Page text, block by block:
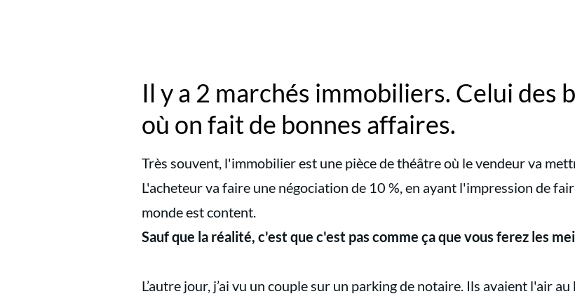
Il y a 2 marchés immobiliers. Celui des
où on fait de bonnes affaires.
Très souvent, l'immobilier est une pièce de théâtre où le vendeur va
L'acheteur va faire une négociation de 10 %, en ayant l'impression de
monde est content.
Sauf que la réalité, c'est que c'est pas comme ça que vous ferez les
L’autre jour, j’ai vu un couple sur un parking de notaire. Ils avaient l'air